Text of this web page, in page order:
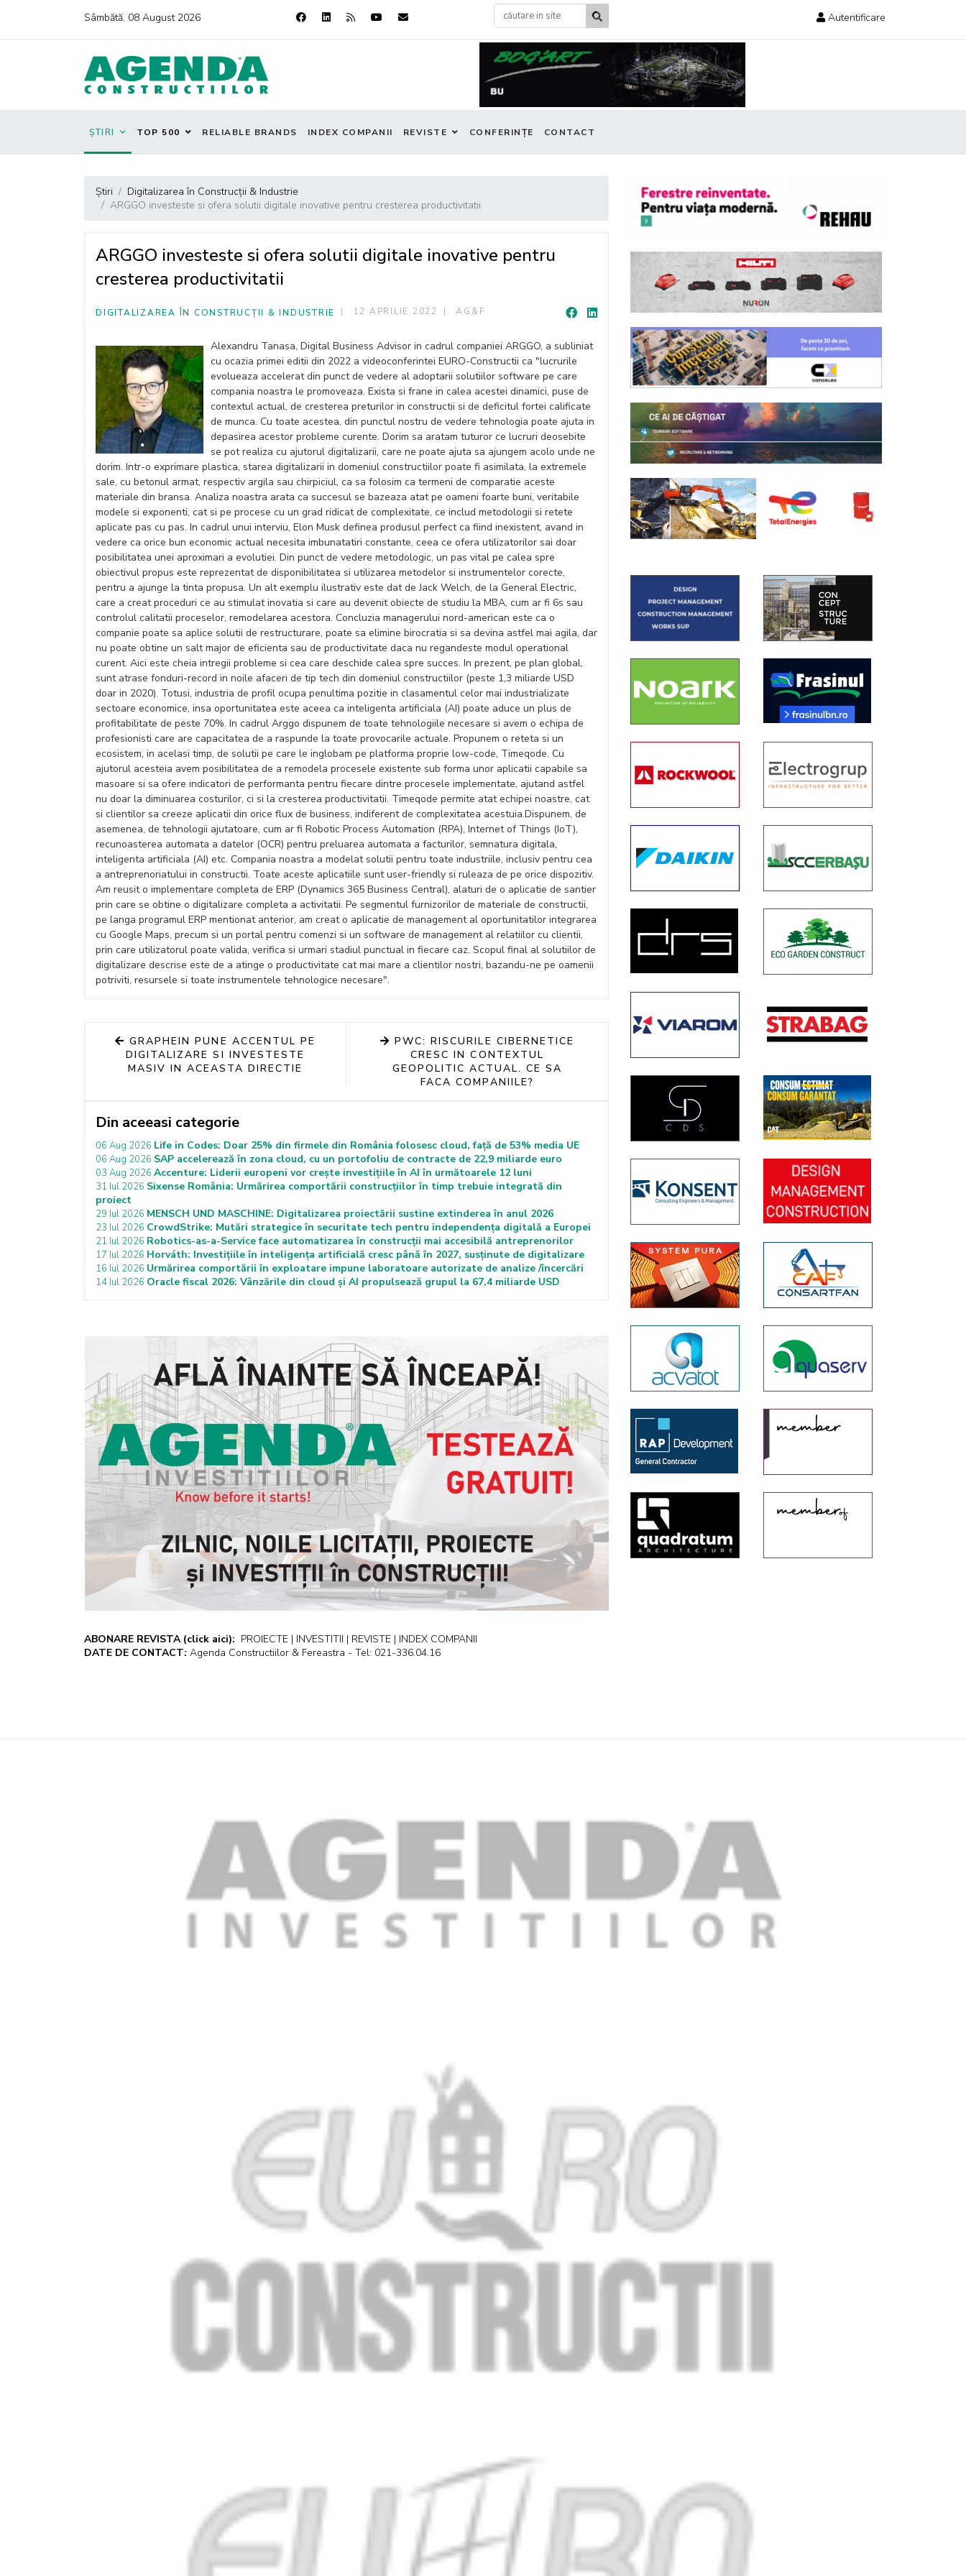
Sâmbătă, 08 August 2026 Autentificare
ȘTIRI TOP 500 RELIABLE BRANDS INDEX COMPANII REVISTE CONFERINȚE CONTACT
Știri
Digitalizarea în Construcții & Industrie
ARGGO investeste si ofera solutii digitale inovative pentru cresterea productivitatii
ARGGO investeste si ofera solutii digitale inovative pentru
cresterea productivitatii
DIGITALIZAREA ÎN CONSTRUCȚII & INDUSTRIE 12 APRILIE 2022 AG&F
Alexandru Tanasa, Digital Business Advisor in cadrul companiei ARGGO, a subliniat
cu ocazia primei editii din 2022 a videoconferintei EURO-Constructii ca "lucrurile
evolueaza accelerat din punct de vedere al adoptarii solutiilor software pe care
compania noastra le promoveaza. Exista si frane in calea acestei dinamici, puse de
contextul actual, de cresterea preturilor in constructii si de deficitul fortei calificate
de munca. Cu toate acestea, din punctul nostru de vedere tehnologia poate ajuta in
depasirea acestor probleme curente. Dorim sa aratam tuturor ce lucruri deosebite
se pot realiza cu ajutorul digitalizarii, care ne poate ajuta sa ajungem acolo unde ne
dorim. Intr-o exprimare plastica, starea digitalizarii in domeniul constructiilor poate fi asimilata, la extremele
sale, cu betonul armat, respectiv argila sau chirpiciul, ca sa folosim ca termeni de comparatie aceste
materiale din bransa. Analiza noastra arata ca succesul se bazeaza atat pe oameni foarte buni, veritabile
modele si exponenti, cat si pe procese cu un grad ridicat de complexitate, ce includ metodologii si retete
aplicate pas cu pas. In cadrul unui interviu, Elon Musk definea produsul perfect ca fiind inexistent, avand in
vedere ca orice bun economic actual necesita imbunatatiri constante, ceea ce ofera utilizatorilor sai doar
posibilitatea unei aproximari a evolutiei. Din punct de vedere metodologic, un pas vital pe calea spre
obiectivul propus este reprezentat de disponibilitatea si utilizarea metodelor si instrumentelor corecte,
pentru a ajunge la tinta propusa. Un alt exemplu ilustrativ este dat de Jack Welch, de la General Electric,
care a creat proceduri ce au stimulat inovatia si care au devenit obiecte de studiu la MBA, cum ar fi 6s sau
controlul calitatii proceselor, remodelarea acestora. Concluzia managerului nord-american este ca o
companie poate sa aplice solutii de restructurare, poate sa elimine birocratia si sa devina astfel mai agila, dar
nu poate obtine un salt major de eficienta sau de productivitate daca nu regandeste modul operational
curent. Aici este cheia intregii probleme si cea care deschide calea spre succes. In prezent, pe plan global,
sunt atrase fonduri-record in noile afaceri de tip tech din domeniul constructiilor (peste 1,3 miliarde USD
doar in 2020). Totusi, industria de profil ocupa penultima pozitie in clasamentul celor mai industrializate
sectoare economice, insa oportunitatea este aceea ca inteligenta artificiala (AI) poate aduce un plus de
profitabilitate de peste 70%. In cadrul Arggo dispunem de toate tehnologiile necesare si avem o echipa de
profesionisti care are capacitatea de a raspunde la toate provocarile actuale. Propunem o reteta si un
ecosistem, in acelasi timp, de solutii pe care le inglobam pe platforma proprie low-code, Timeqode. Cu
ajutorul acesteia avem posibilitatea de a remodela procesele existente sub forma unor aplicatii capabile sa
masoare si sa ofere indicatori de performanta pentru fiecare dintre procesele implementate, ajutand astfel
nu doar la diminuarea costurilor, ci si la cresterea productivitatii. Timeqode permite atat echipei noastre, cat
si clientilor sa creeze aplicatii din orice flux de business, indiferent de complexitatea acestuia.Dispunem, de
asemenea, de tehnologii ajutatoare, cum ar fi Robotic Process Automation (RPA), Internet of Things (IoT),
recunoasterea automata a datelor (OCR) pentru preluarea automata a facturilor, semnatura digitala,
inteligenta artificiala (AI) etc. Compania noastra a modelat solutii pentru toate industriile, inclusiv pentru cea
a antreprenoriatului in constructii. Toate aceste aplicatiile sunt user-friendly si ruleaza de pe orice dispozitiv.
Am reusit o implementare completa de ERP (Dynamics 365 Business Central), alaturi de o aplicatie de santier
prin care se obtine o digitalizare completa a activitatii. Pe segmentul furnizorilor de materiale de constructii,
pe langa programul ERP mentionat anterior, am creat o aplicatie de management al oportunitatilor integrarea
cu Google Maps, precum si un portal pentru comenzi si un software de management al relatiilor cu clientii,
prin care utilizatorul poate valida, verifica si urmari stadiul punctual in fiecare caz. Scopul final al solutiilor de
digitalizare descrise este de a atinge o productivitate cat mai mare a clientilor nostri, bazandu-ne pe oamenii
potriviti, resursele si toate instrumentele tehnologice necesare".
GRAPHEIN PUNE ACCENTUL PE
DIGITALIZARE SI INVESTESTE
MASIV IN ACEASTA DIRECTIE
PWC: RISCURILE CIBERNETICE
CRESC IN CONTEXTUL
GEOPOLITIC ACTUAL. CE SA
FACA COMPANIILE?
Din aceeasi categorie
06 Aug 2026 Life in Codes: Doar 25% din firmele din România folosesc cloud, față de 53% media UE
06 Aug 2026 SAP accelerează în zona cloud, cu un portofoliu de contracte de 22,9 miliarde euro
03 Aug 2026 Accenture: Liderii europeni vor crește investițiile în AI în următoarele 12 luni
31 Iul 2026 Sixense România: Urmărirea comportării construcțiilor în timp trebuie integrată din
proiect
29 Iul 2026 MENSCH UND MASCHINE: Digitalizarea proiectării sustine extinderea în anul 2026
23 Iul 2026 CrowdStrike: Mutări strategice în securitate tech pentru independența digitală a Europei
21 Iul 2026 Robotics-as-a-Service face automatizarea în construcții mai accesibilă antreprenorilor
17 Iul 2026 Horváth: Investițiile în inteligența artificială cresc până în 2027, susținute de digitalizare
16 Iul 2026 Urmărirea comportării în exploatare impune laboratoare autorizate de analize /încercări
14 Iul 2026 Oracle fiscal 2026: Vânzările din cloud și AI propulsează grupul la 67,4 miliarde USD
ABONARE REVISTA (click aici): PROIECTE | INVESTITII | REVISTE | INDEX COMPANII
DATE DE CONTACT: Agenda Constructiilor & Fereastra - Tel: 021-336.04.16